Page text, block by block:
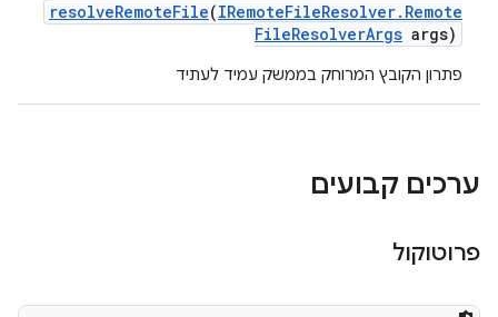
resolveRemoteFile(IRemoteFileResolver. Remote
FileResolverArgs args)
פתרון הקובץ המרוחק בממשק עמיד לעתיד
ערכים קבועים
פרוטוקול